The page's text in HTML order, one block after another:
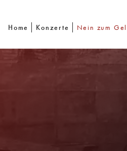
Home Konzerte Nein zum